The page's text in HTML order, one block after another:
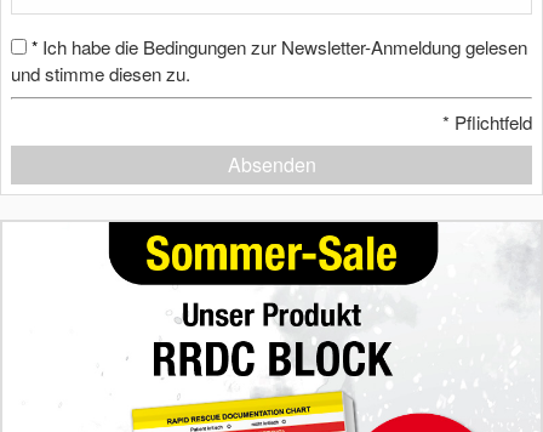
* Ich habe die Bedingungen zur Newsletter-Anmeldung gelesen
und stimme diesen zu.
* Pflichtfeld
Absenden